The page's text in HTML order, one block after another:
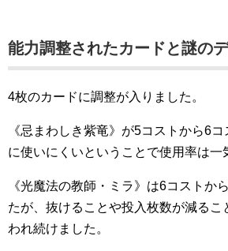
能力調整されたカードと謎の
4枚のカードに調整が入りました。
《忌まわしき紫竜》が5コストから6
に使いにくいということで使用率は一
《光魔法の教師・ミラ》は6コストか
たが、抜けることや投入枚数が減るこ
われ続けました。